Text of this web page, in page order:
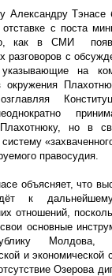
Александру
отставке с поста
как в СМИ
разговоров с
указывающие на
окружения
но в
правосудия.
объясняет, что
к
отношений,
основные
Молдова,
и
Озерова